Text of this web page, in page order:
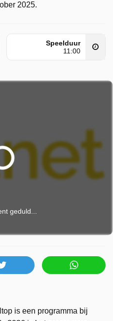
2025.
Speelduur
11:00
geduld...
is een programma bij